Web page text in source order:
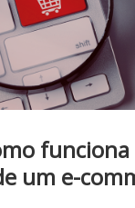
funciona
um e-